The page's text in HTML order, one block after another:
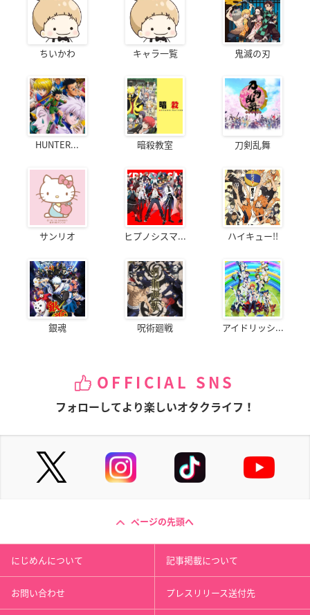
ちいかわ キャラ一覧 鬼滅の刃
HUNTER... 暗殺教室 刀剣乱舞
サンリオ ヒプノシスマ... ハイキュー!!
銀魂 呪術廻戦 アイドリッシ...
OFFICIAL SNS
フォローしてより楽しいオタクライフ！
ページの先頭へ
にじめんについて 記事掲載について
お問い合わせ プレスリリース送付先